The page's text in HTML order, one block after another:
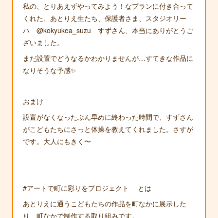
私の、とりあえずやってみよう！なプランに付き合って
くれた、あとりえ生たち、保護者さま、スタジオリー
ハ @kokyukea_suzu すずさん、本当にありがとうご
ざいました。
まだ設置でどうなるかわかりませんが…すてきな作品に
なりそうな予感✨
おまけ
設置がなくなったぶん早めに終わった時間で、すずさん
がこどもたちにさっと体操を教えてくれました。さすが
です。大人にもきく〜
#アートで町に彩りをプロジェクト とは
あとりえに通うこどもたちの作品を町なかに展示した
り、町なかで制作する取り組みです。